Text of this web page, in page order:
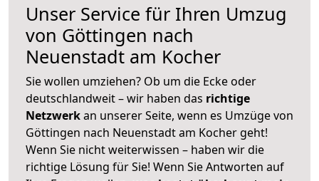
Unser Service für Ihren Umzug
von Göttingen nach
Neuenstadt am Kocher
Sie wollen umziehen? Ob um die Ecke oder
deutschlandweit – wir haben das richtige
Netzwerkan unserer Seite, wenn es Umzüge von
Göttingen nach Neuenstadt am Kocher geht!
Wenn Sie nicht weiterwissen – haben wir die
richtige Lösung für Sie! Wenn Sie Antworten auf